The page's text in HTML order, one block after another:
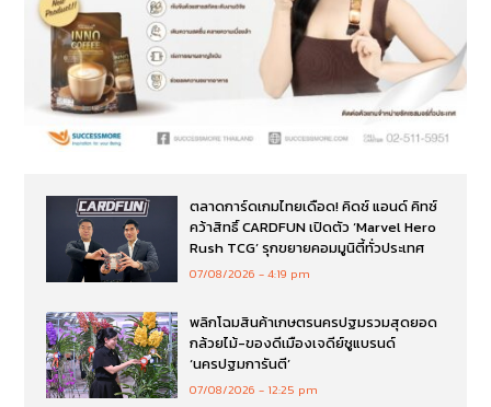
ตลาดการ์ดเกมไทยเดือด! คิดซ์ แอนด์ คิทซ์
คว้าสิทธิ์ CARDFUN เปิดตัว ‘Marvel Hero
Rush TCG’ รุกขยายคอมมูนิตี้ทั่วประเทศ
07/08/2026 4:19 pm
พลิกโฉมสินค้าเกษตรนครปฐมรวมสุดยอด
กล้วยไม้-ของดีเมืองเจดีย์ชูแบรนด์
‘นครปฐมการันตี’
07/08/2026 12:25 pm